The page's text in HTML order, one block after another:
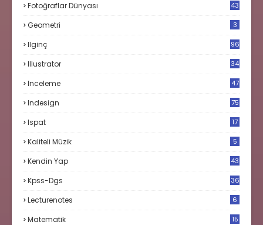
Fotoğraflar Dünyası 43
Geometri 3
Ilginç 96
Illustrator 34
Inceleme 47
Indesign 75
Ispat
17
Kaliteli Müzik 5
Kendin Yap 43
Kpss-Dgs 36
Lecturenotes 6
Matematik
15